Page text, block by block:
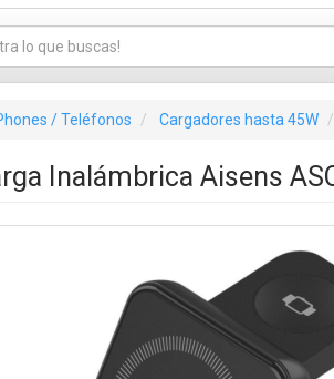
/ Teléfonos Cargadores hasta 45W
Inalámbrica Aisens